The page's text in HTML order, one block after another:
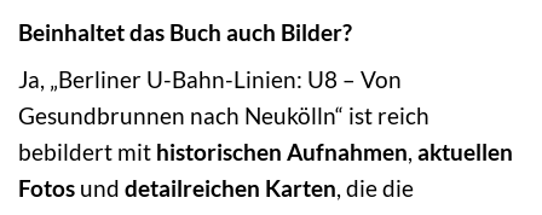
Beinhaltet das Buch auch Bilder?
Ja, „Berliner U-Bahn-Linien: U8 – Von
Gesundbrunnen nach Neukölln“ ist reich
bebildert mit historischen Aufnahmen, aktuellen
Fotos und detailreichen Karten, die die